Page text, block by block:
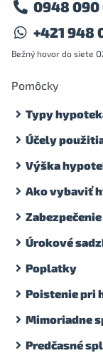
0948 090
+421 948
Bežný hovor do siete
Pomôcky
Typy
Účely
Výška
Ako vybaviť
Úrokové
Poplatky
Poistenie pri
Mimoriadne
Predčasné